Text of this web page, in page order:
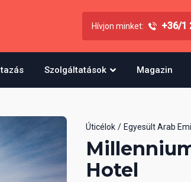
Hívjon minket: +36/1
Szolgáltatások Magazin
Úticélok Egyesült Arab
Hotel